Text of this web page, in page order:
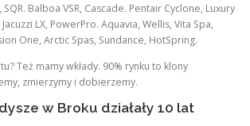
Balboa VSR, Cascade. Pentair Cyclone, Luxury
LX, PowerPro. Aquavia, Wellis, Vita Spa,
One, Arctic Spas, Sundance, HotSpring.
Też mamy wkłady. 90% rynku to klony
zmierzymy i dobierzemy.
w Broku działały 10 lat